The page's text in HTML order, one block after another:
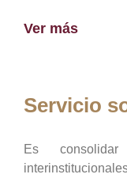
Ver más
Servicio
Es